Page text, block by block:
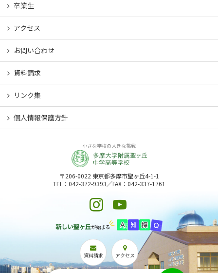
卒業生
アクセス
お問い合わせ
資料請求
リンク集
個人情報保護方針
小さな学校の大きな挑戦
〒206-0022 東京都多摩市聖ヶ丘4-1-1
TEL：042-372-9393／FAX：042-337-1761
資料請求 アクセス